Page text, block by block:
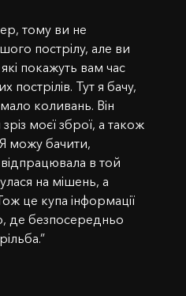
тому ви не
пострілу, але ви
покажуть вам час
пострілів. Тут я бачу,
коливань. Він
моєї зброї, а також
Я можу бачити,
в той
на мішень, а
це купа інформації
де безпосередньо